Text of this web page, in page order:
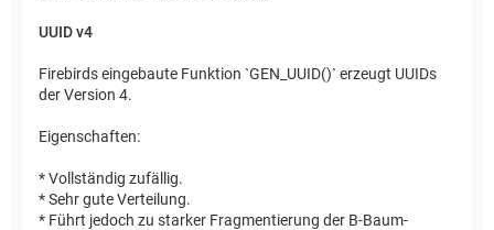
UUID v4
Firebirds eingebaute Funktion `GEN_UUID()` erzeugt UUIDs
der Version 4.
Eigenschaften:
* Vollständig zufällig.
* Sehr gute Verteilung.
* Führt jedoch zu starker Fragmentierung der B-Baum-